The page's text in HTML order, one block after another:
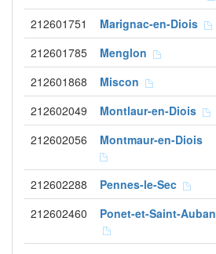
212601751 Marignac-en-Diois
212601785 Menglon
212601868 Miscon
212602049 Montlaur-en-Diois
212602056 Montmaur-en-Diois
212602288 Pennes-le-Sec
212602460 Ponet-et-Saint-Auban